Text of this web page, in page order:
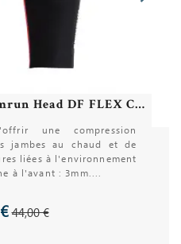
Manchons mollets Swimrun Head DF FLEX Calves 3.1
une compression
jambes au chaud et de
liées à l'environnement
à l'avant : 3mm....
44,00 €